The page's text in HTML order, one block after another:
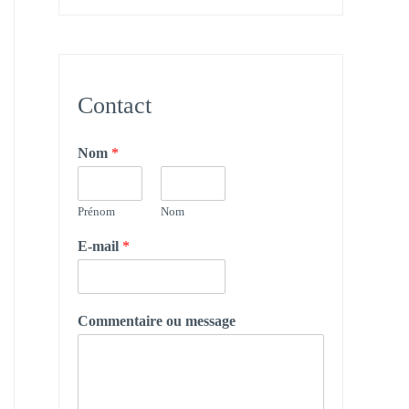
Contact
Nom *
Prénom Nom
E-mail *
Commentaire ou message